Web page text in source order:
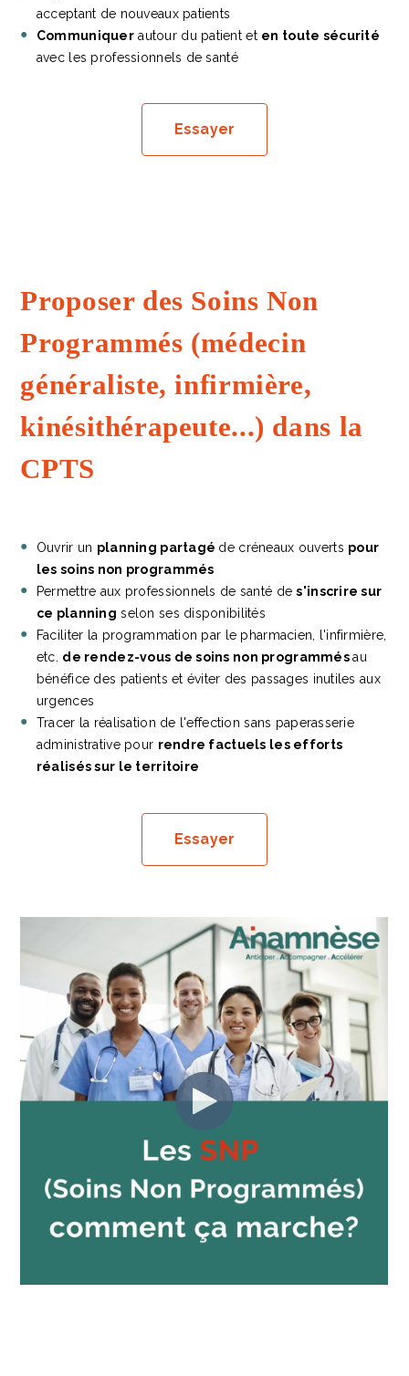
acceptant de nouveaux patients
Communiquer autour du patient et en toute sécurité
avec les professionnels de santé
Essayer
Proposer des Soins Non
Programmés (médecin
généraliste, infirmière,
kinésithérapeute...) dans la
CPTS
Ouvrir un planning partagé de créneaux ouverts pour
les soins non programmés
Permettre aux professionnels de santé des'inscrire sur
ce planning selon ses disponibilités
Faciliter la programmation par le pharmacien, l'infirmière,
etc. de rendez-vous de soins non programmésau
bénéfice des patients et éviter des passages inutiles aux
urgences
Tracer la réalisation de l'effection sans paperasserie
administrative pour rendre factuels les efforts
réalisés sur le territoire
Essayer